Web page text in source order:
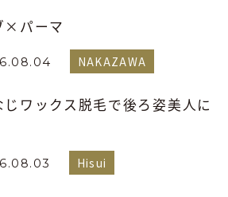
×パーマ
NAKAZAWA
じワックス脱毛で後ろ姿美人に
Hisui